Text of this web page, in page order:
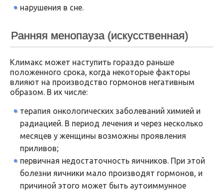
нарушения в сне.
Ранняя менопауза (искусственная)
Климакс может наступить гораздо раньше
положенного срока, когда некоторые факторы
влияют на производство гормонов негативным
образом. В их числе:
терапия онкологических заболеваний химией и
радиацией. В период лечения и через несколько
месяцев у женщины возможны проявления
приливов;
первичная недостаточность яичников. При этой
болезни яичники мало производят гормонов, и
причиной этого может быть аутоиммунное